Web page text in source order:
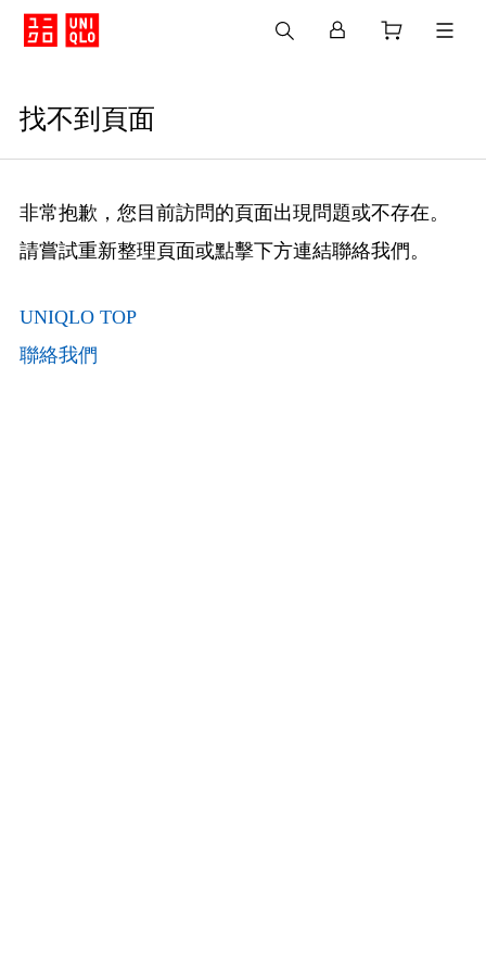
找不到頁面
非常抱歉，您目前訪問的頁面出現問題或不存在。
請嘗試重新整理頁面或點擊下方連結聯絡我們。
UNIQLO TOP
聯絡我們